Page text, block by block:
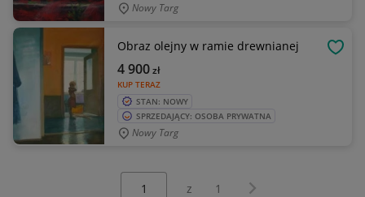
Nowy Targ
Obraz olejny w ramie drewnianej
KUP TERAZ
4 900zł
STAN: NOWY
SPRZEDAJĄCY: OSOBA PRYWATNA
Nowy Targ
z 1 Następna strona